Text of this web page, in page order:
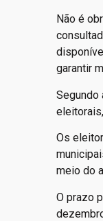
Não é
garantir
Segundo
Os
meio do
O prazo